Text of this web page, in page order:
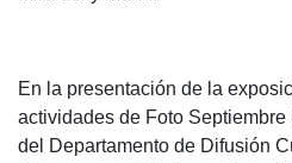
En la presentación de la
actividades de Foto
del Departamento de Difusión